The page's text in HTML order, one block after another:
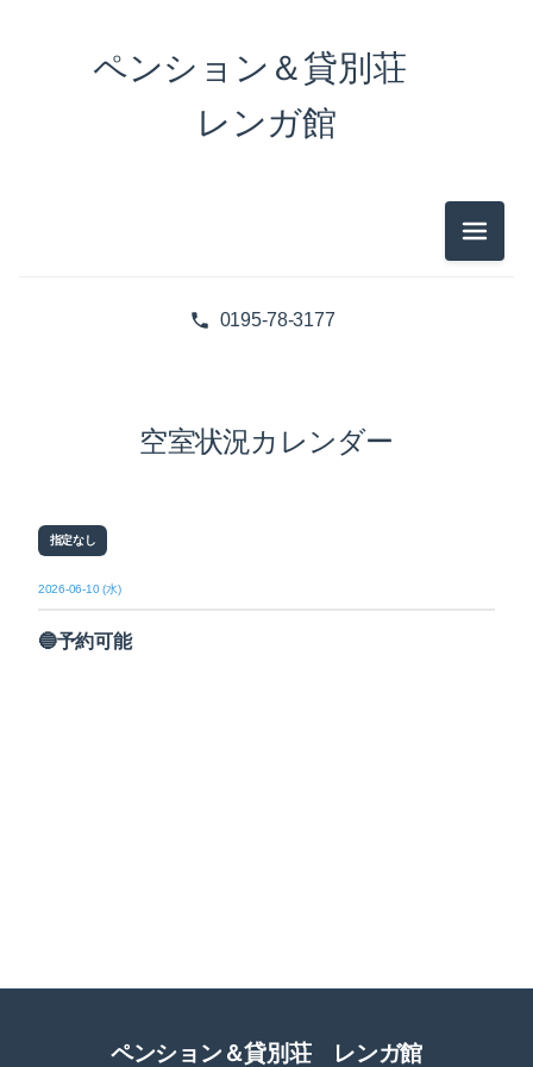
0195-78-3177
ペンション＆貸別荘
レンガ館
メニュ
空室状況カレンダー
指定なし
2026-06-10 (水)
🔵予約可能
ペンション＆貸別荘 レンガ館